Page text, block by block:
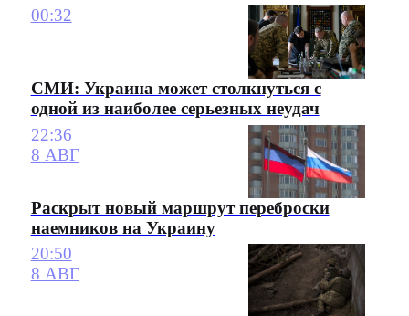
00:32
СМИ: Украина может столкнуться с
одной из наиболее серьезных неудач
22:36
8 АВГ
Раскрыт новый маршрут переброски
наемников на Украину
20:50
8 АВГ